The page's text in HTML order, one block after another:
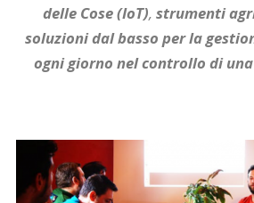
delle Cose (IoT), strumenti
soluzioni dal basso per la
ogni giorno nel controllo di